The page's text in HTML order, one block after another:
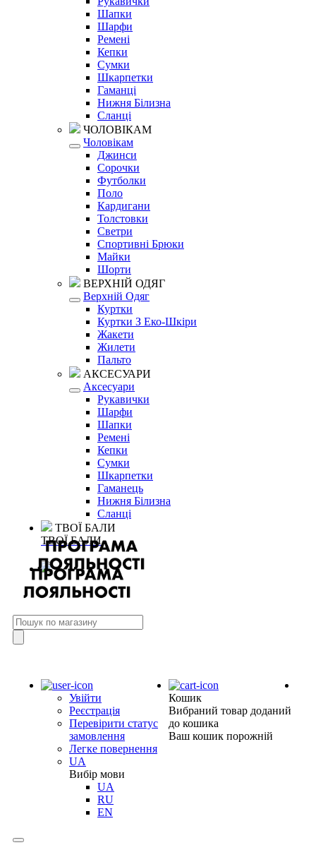
Шапки
Шарфи
Ремені
Кепки
Сумки
Шкарпетки
Гаманці
Нижня Білизна
Сланці
ЧОЛОВІКАМ
Чоловікам
Джинси
Сорочки
Футболки
Поло
Кардигани
Толстовки
Светри
Спортивні Брюки
Майки
Шорти
ВЕРХНІЙ ОДЯГ
Верхній Одяг
Куртки
Куртки З Еко-Шкіри
Жакети
Жилети
Пальто
АКСЕСУАРИ
Аксесуари
Рукавички
Шарфи
Шапки
Ремені
Кепки
Сумки
Шкарпетки
Гаманець
Нижня Білизна
Сланці
ТВОЇ БАЛИ
ТВОЇ БАЛИ
Увійти
Реєстрація
Перевірити статус
замовлення
Легке повернення
UA
Вибір мови
UA
RU
EN
Кошик
Вибраний товар доданий
до кошика
Ваш кошик порожній